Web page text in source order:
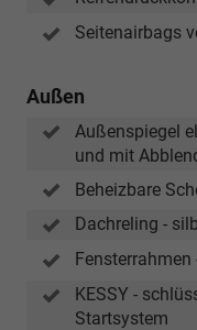
Seitenairbags
Außen
Außenspiegel
und mit
Beheizbare
Dachreling -
Fensterrahmen
KESSY -
Startsystem